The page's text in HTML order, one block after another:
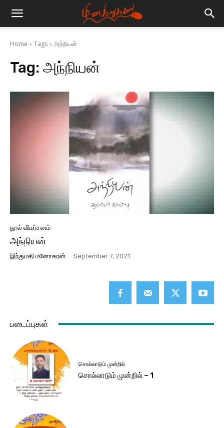
Home Tags அந்நியன்
Tag: அந்நியன்
நூல் விமர்சனம்
அந்நியன்
இந்துமதி மனோகரன் - September 7, 2021
படைப்புகள்
சொல்லாடும் முன்றில்
சொல்லாடும் முன்றில் – 1